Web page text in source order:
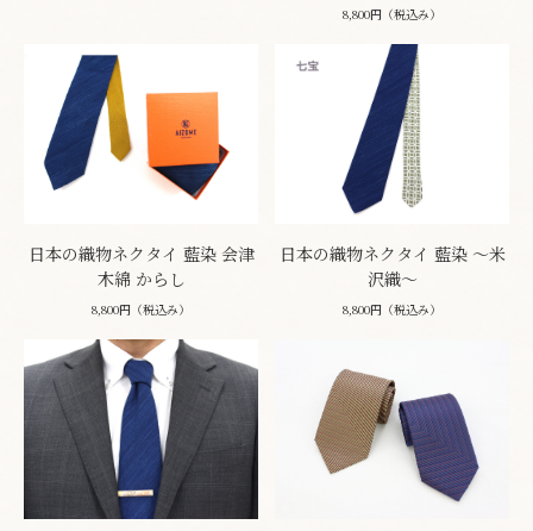
8,800円（税込み）
日本の織物ネクタイ 藍染 会津
木綿 からし
8,800円（税込み）
日本の織物ネクタイ 藍染 ～米
沢織～
8,800円（税込み）